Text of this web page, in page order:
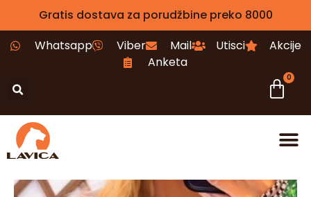
Gratis dostava za porudžbine preko 8000
Whatsapp
Viber Mail Utisci
Akcije
Anketa
0